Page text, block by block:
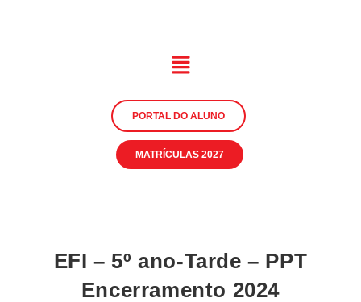
PORTAL DO ALUNO
MATRÍCULAS 2027
EFI – 5º ano-Tarde – PPT
Encerramento 2024